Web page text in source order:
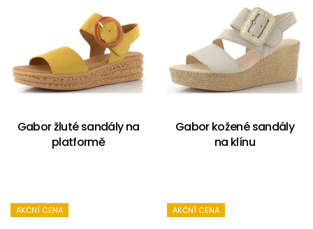
Gabor žluté sandály na
platformě
Gabor kožené sandály
na klínu
AKČNÍ CENA AKČNÍ CENA